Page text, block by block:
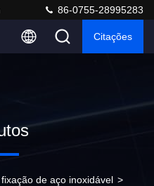
86-0755-28995283
Citações
de aço inoxidável >